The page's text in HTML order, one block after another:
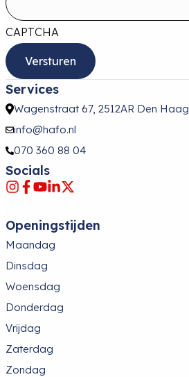
CAPTCHA
Services
Wagenstraat 67, 2512AR Den Haag
info@hafo.nl
070 360 88 04
Socials
Openingstijden
Maandag
Dinsdag
Woensdag
Donderdag
Vrijdag
Zaterdag
Zondag